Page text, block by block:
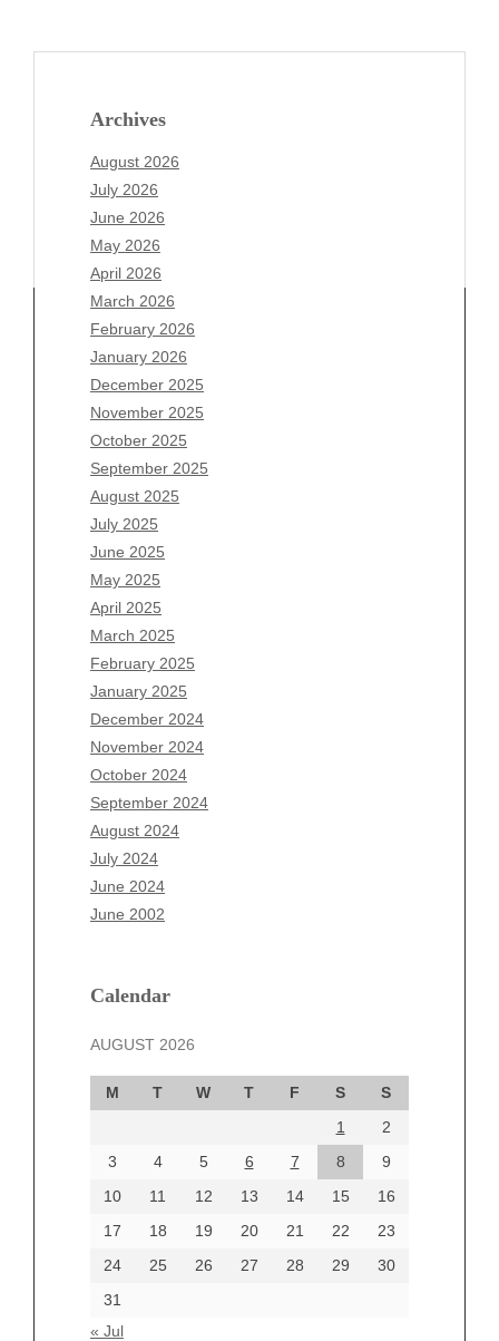
Archives
August 2026
July 2026
June 2026
May 2026
April 2026
March 2026
February 2026
January 2026
December 2025
November 2025
October 2025
September 2025
August 2025
July 2025
June 2025
May 2025
April 2025
March 2025
February 2025
January 2025
December 2024
November 2024
October 2024
September 2024
August 2024
July 2024
June 2024
June 2002
Calendar
AUGUST 2026
M T W T F S
S
1
2
3
4 5 6 7 8
9
10
11 12 13 14 15
16
17
18 19 20 21 22
23
24
25 26 27 28 29
30
31
« Jul
Archives
August 2026
July 2026
June 2026
May 2026
April 2026
March 2026
February 2026
January 2026
December 2025
November 2025
October 2025
September 2025
August 2025
July 2025
June 2025
May 2025
April 2025
March 2025
December 2024
October 2024
September 2024
August 2024
June 2024
Categories